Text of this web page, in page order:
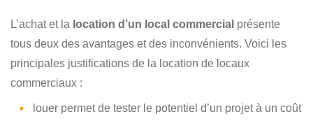
L’achat et la location d’un local commercial présente
tous deux des avantages et des inconvénients. Voici les
principales justifications de la location de locaux
commerciaux :
louer permet de tester le potentiel d’un projet à un coût